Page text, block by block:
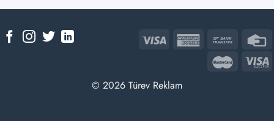
© 2026 Türev Reklam